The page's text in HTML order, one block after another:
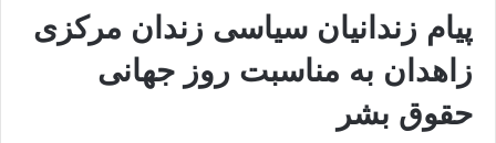
پیام زندانیان سیاسی زندان مرکزی
زاهدان به مناسبت روز جهانی
حقوق بشر